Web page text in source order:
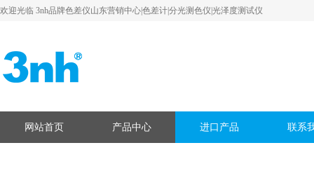
欢迎光临 3nh品牌色差仪山东营销中心|色差计|分光测色仪|光泽度测试仪
网站首页 产品中心 进口产品 联系